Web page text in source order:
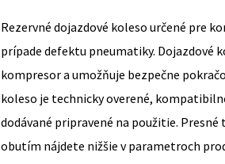
Rezervné dojazdové koleso určené pre
prípade defektu pneumatiky. Dojazdové
kompresor a umožňuje bezpečne
koleso je technicky overené,
dodávané pripravené na použitie.
obutím nájdete nižšie v parametroch